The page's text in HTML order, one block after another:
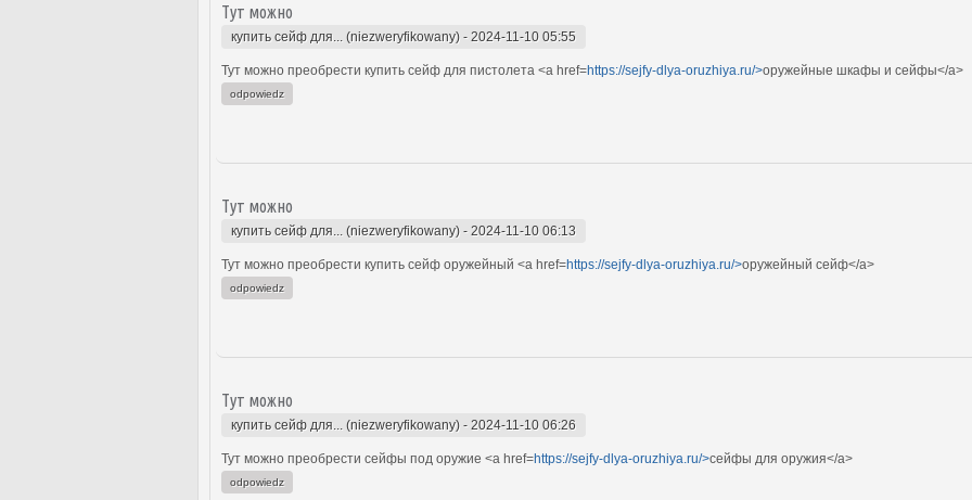
Тут можно
купить сейф для... (niezweryfikowany) - 2024-11-10 05:55
Тут можно преобрести купить сейф для пистолета <a href=https://sejfy-dlya-oruzhiya.ru/>оружейные шкафы и сейфы</a>
odpowiedz
Тут можно
купить сейф для... (niezweryfikowany) - 2024-11-10 06:13
Тут можно преобрести купить сейф оружейный <a href=https://sejfy-dlya-oruzhiya.ru/>оружейный сейф</a>
odpowiedz
Тут можно
купить сейф для... (niezweryfikowany) - 2024-11-10 06:26
Тут можно преобрести сейфы под оружие <a href=https://sejfy-dlya-oruzhiya.ru/>сейфы для оружия</a>
odpowiedz